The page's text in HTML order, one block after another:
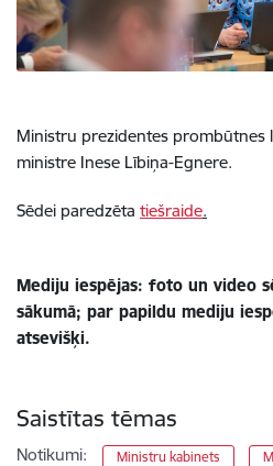
Ministru prezidentes prombūtnes
ministre Inese Lībiņa-Egnere.
Sēdei paredzēta tiešraide.
Mediju iespējas: foto un video
sākumā; par papildu mediju
atsevišķi.
Saistītas tēmas
Notikumi: Ministru kabinets